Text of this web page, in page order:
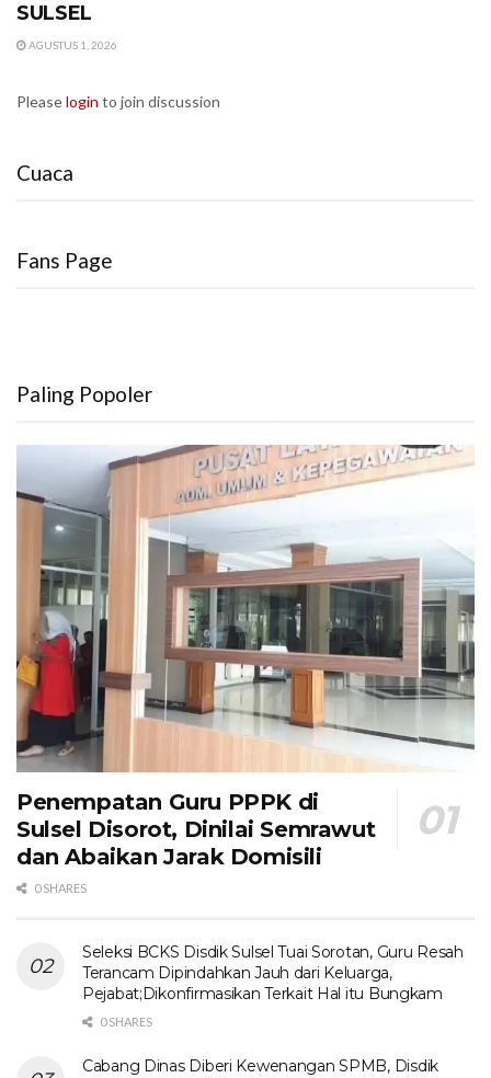
SULSEL
AGUSTUS 1, 2026
Pleaselogin to join discussion
Cuaca
Fans Page
Paling Popoler
Penempatan Guru PPPK di
Sulsel Disorot, Dinilai Semrawut
dan Abaikan Jarak Domisili
0 SHARES
Seleksi BCKS Disdik Sulsel Tuai Sorotan, Guru Resah
Terancam Dipindahkan Jauh dari Keluarga,
Pejabat;Dikonfirmasikan Terkait Hal itu Bungkam
0 SHARES
Cabang Dinas Diberi Kewenangan SPMB, Disdik